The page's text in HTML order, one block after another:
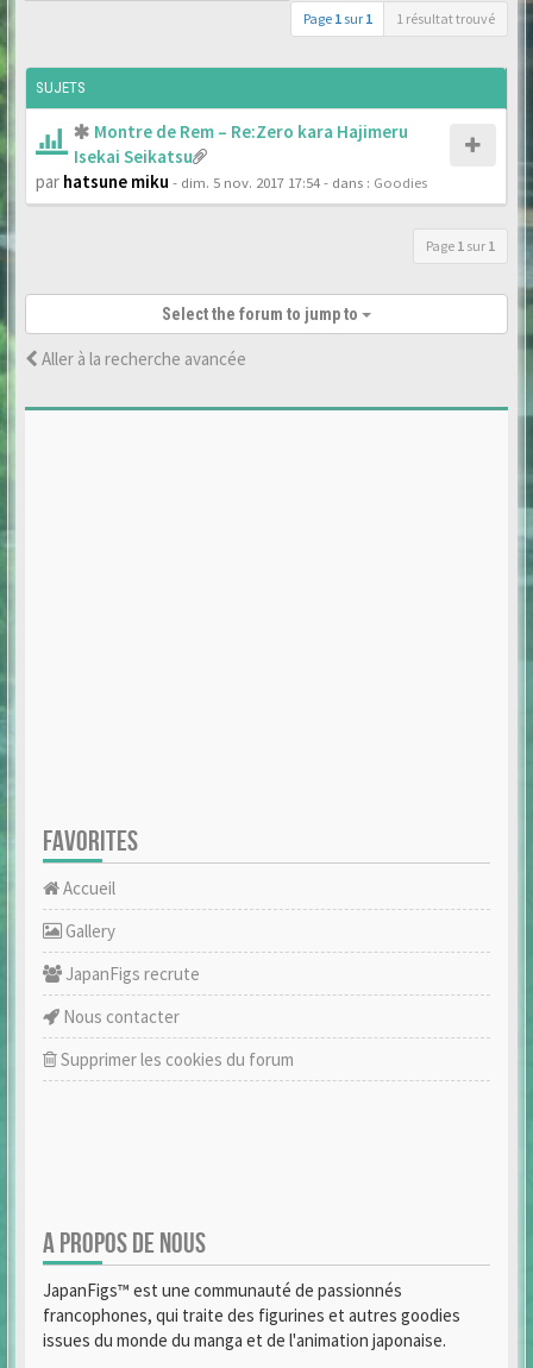
Page 1 sur 1 1 résultat trouvé
SUJETS
Montre de Rem – Re:Zero kara Hajimeru
Isekai Seikatsu
par hatsune miku - dim. 5 nov. 2017 17:54- dans : Goodies
Page 1 sur 1
Select the forum to jump to
Aller à la recherche avancée
FAVORITES
Accueil
Gallery
JapanFigs recrute
Nous contacter
Supprimer les cookies du forum
A PROPOS DE NOUS
JapanFigs™ est une communauté de passionnés
francophones, qui traite des figurines et autres goodies
issues du monde du manga et de l'animation japonaise.